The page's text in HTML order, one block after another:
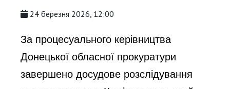
24 березня 2026, 12:00
За процесуального керівництва
Донецької обласної прокуратури
завершено досудове розслідування